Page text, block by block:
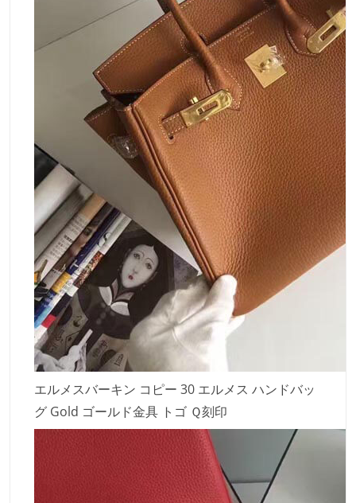
エルメスバーキン コピー 30 エルメス ハンドバッ
グ Gold ゴールド金具 トゴ Ｑ刻印